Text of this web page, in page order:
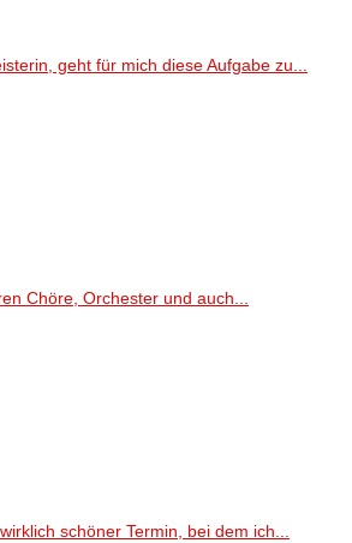
geht für mich diese Aufgabe zu...
Chöre, Orchester und auch...
schöner Termin, bei dem ich...